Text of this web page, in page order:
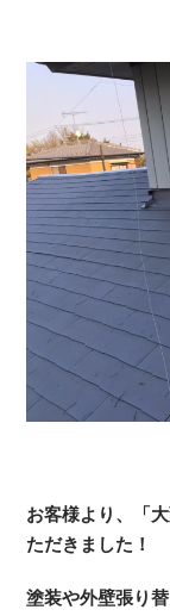
お客様より、「
ただきました！
塗装や外壁張り